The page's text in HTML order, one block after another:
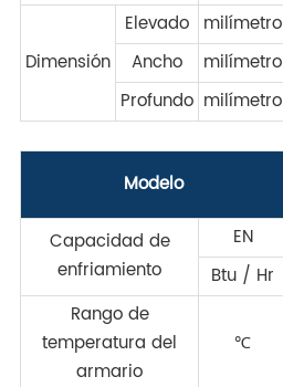
Dimensión
Elevado milímetro
Ancho
milímetro
Profundo milímetro
Modelo
Capacidad de
enfriamiento
EN
Btu / Hr
Rango de
temperatura del
armario
℃